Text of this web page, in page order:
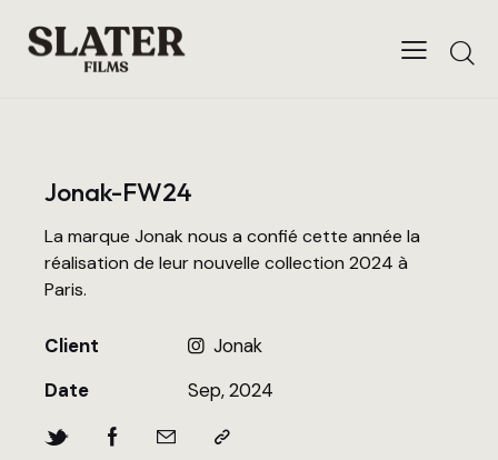
Jonak-FW24
La marque Jonak nous a confié cette année la
réalisation de leur nouvelle collection 2024 à
Paris.
Client
Jonak
Date
Sep, 2024